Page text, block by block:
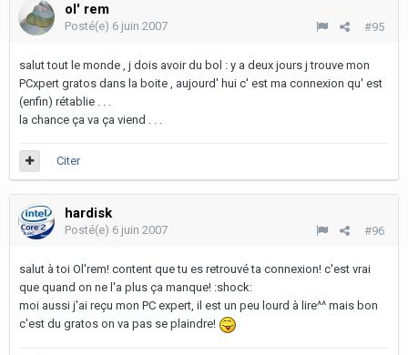
ol' rem
#95
Posté(e) 6 juin 2007
salut tout le monde , j dois avoir du bol : y a deux jours j trouve mon
PCxpert gratos dans la boite , aujourd' hui c' est ma connexion qu' est
(enfin) rétablie . . .
la chance ça va ça viend . . .
Citer
hardisk
#96
Posté(e) 6 juin 2007
salut à toi Ol'rem! content que tu es retrouvé ta connexion! c'est vrai
que quand on ne l'a plus ça manque! :shock:
moi aussi j'ai reçu mon PC expert, il est un peu lourd à lire^^ mais bon
c'est du gratos on va pas se plaindre!